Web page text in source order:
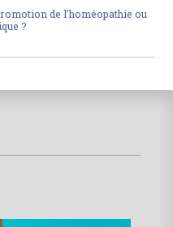
de l’homéopathie ou
?